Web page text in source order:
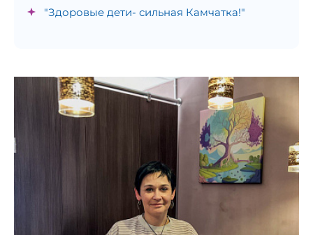
"Здоровые дети- сильная Камчатка!"